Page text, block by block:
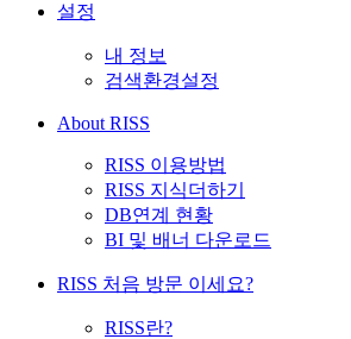
설정
내 정보
검색환경설정
About RISS
RISS 이용방법
RISS 지식더하기
DB연계 현황
BI 및 배너 다운로드
RISS 처음 방문 이세요?
RISS란?